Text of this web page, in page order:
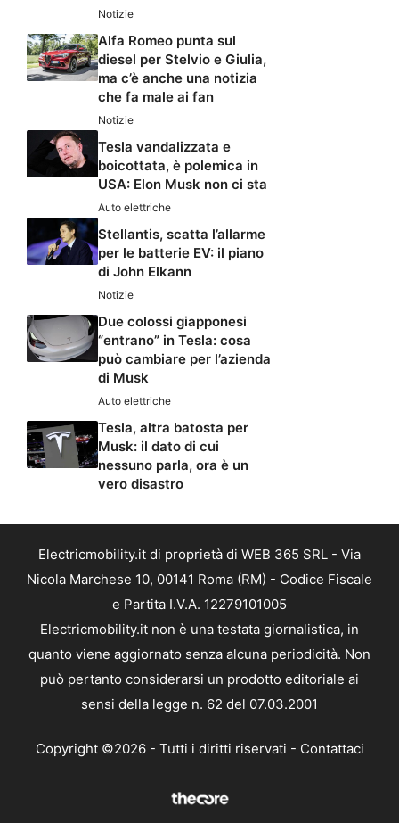
Notizie
Alfa Romeo punta sul
diesel per Stelvio e Giulia,
ma c’è anche una notizia
che fa male ai fan
Notizie
Tesla vandalizzata e
boicottata, è polemica in
USA: Elon Musk non ci sta
Auto elettriche
Stellantis, scatta l’allarme
per le batterie EV: il piano
di John Elkann
Notizie
Due colossi giapponesi
“entrano” in Tesla: cosa
può cambiare per l’azienda
di Musk
Auto elettriche
Tesla, altra batosta per
Musk: il dato di cui
nessuno parla, ora è un
vero disastro
Electricmobility.it di proprietà di WEB 365 SRL - Via
Nicola Marchese 10, 00141 Roma (RM) - Codice Fiscale
e Partita I.V.A. 12279101005
Electricmobility.it non è una testata giornalistica, in
quanto viene aggiornato senza alcuna periodicità. Non
può pertanto considerarsi un prodotto editoriale ai
sensi della legge n. 62 del 07.03.2001
Copyright ©2026 - Tutti i diritti riservati - Contattaci